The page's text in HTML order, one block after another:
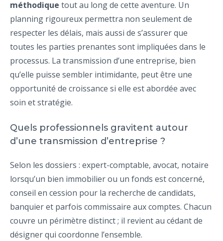
méthodique tout au long de cette aventure. Un
planning rigoureux permettra non seulement de
respecter les délais, mais aussi de s’assurer que
toutes les parties prenantes sont impliquées dans le
processus. La transmission d’une entreprise, bien
qu’elle puisse sembler intimidante, peut être une
opportunité de croissance si elle est abordée avec
soin et stratégie.
Quels professionnels gravitent autour
d’une transmission d’entreprise ?
Selon les dossiers : expert-comptable, avocat, notaire
lorsqu’un bien immobilier ou un fonds est concerné,
conseil en cession pour la recherche de candidats,
banquier et parfois commissaire aux comptes. Chacun
couvre un périmètre distinct ; il revient au cédant de
désigner qui coordonne l’ensemble.